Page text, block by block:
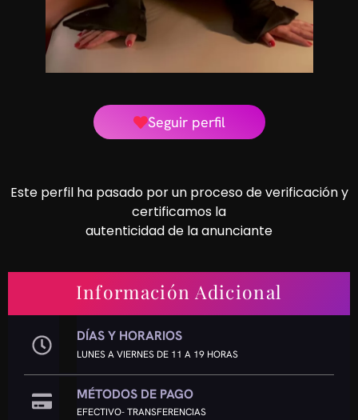
Seguir perfil
Este perfil ha pasado por un proceso de verificación y
certificamos la
autenticidad de la anunciante
Información Adicional
DÍAS Y HORARIOS
LUNES A VIERNES DE 11 A 19 HORAS
MÉTODOS DE PAGO
EFECTIVO- TRANSFERENCIAS